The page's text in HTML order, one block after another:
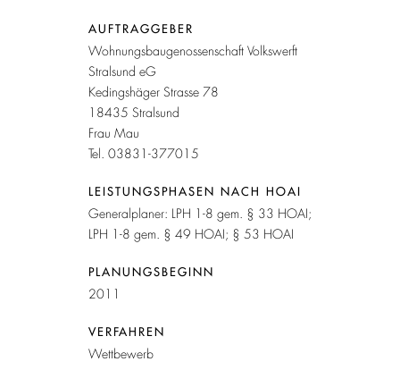
AUFTRAGGEBER
Wohnungsbaugenossenschaft Volkswerft
Stralsund eG
Kedingshäger Strasse 78
18435 Stralsund
Frau Mau
Tel. 03831-377015
LEISTUNGSPHASEN NACH HOAI
Generalplaner: LPH 1-8 gem. § 33 HOAI;
LPH 1-8 gem. § 49 HOAI; § 53 HOAI
PLANUNGSBEGINN
2011
VERFAHREN
Wettbewerb